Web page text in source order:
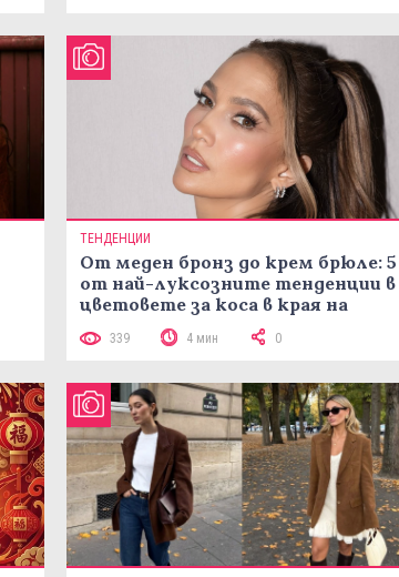
ТЕНДЕНЦИИ
От меден бронз до крем брюле: 5
от най-луксозните тенденции в
цветовете за коса в края на
339 4 мин 0